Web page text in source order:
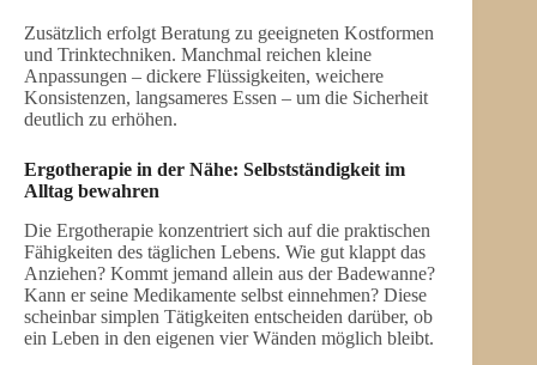
Zusätzlich erfolgt Beratung zu geeigneten Kostformen
und Trinktechniken. Manchmal reichen kleine
Anpassungen – dickere Flüssigkeiten, weichere
Konsistenzen, langsameres Essen – um die Sicherheit
deutlich zu erhöhen.
Ergotherapie in der Nähe: Selbstständigkeit im
Alltag bewahren
Die Ergotherapie konzentriert sich auf die praktischen
Fähigkeiten des täglichen Lebens. Wie gut klappt das
Anziehen? Kommt jemand allein aus der Badewanne?
Kann er seine Medikamente selbst einnehmen? Diese
scheinbar simplen Tätigkeiten entscheiden darüber, ob
ein Leben in den eigenen vier Wänden möglich bleibt.